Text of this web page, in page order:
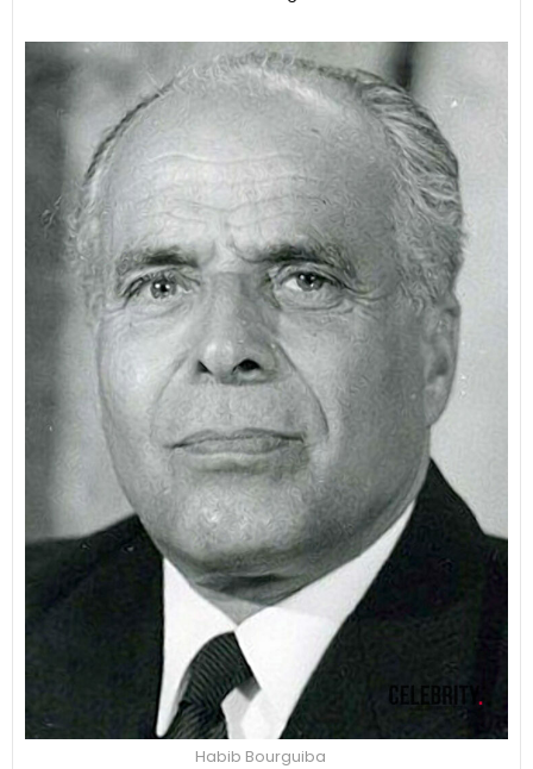
Habib Bourguiba